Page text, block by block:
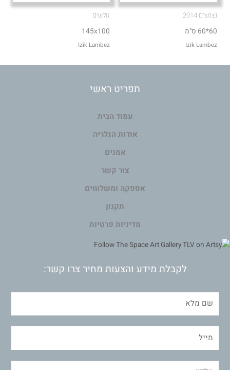
נצנוצים 2014
60*60 ס"מ
Izik Lambez
גולשים
145x100
Izik Lambez
תפריט ראשי
עמוד הבית
אודות הגלריה
אמנים
צור קשר
אספקה ומשלוחים
תקנון
מדיניות פרטיות
לקבלת מידע והצעות מחיר צרו קשר: